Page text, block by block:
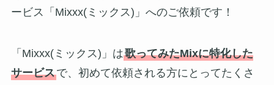
ービス「Mixxx(ミックス)」へのご依頼です！
「Mixxx(ミックス)」は歌ってみたMixに特化した
サービスで、初めて依頼される方にとってたくさ